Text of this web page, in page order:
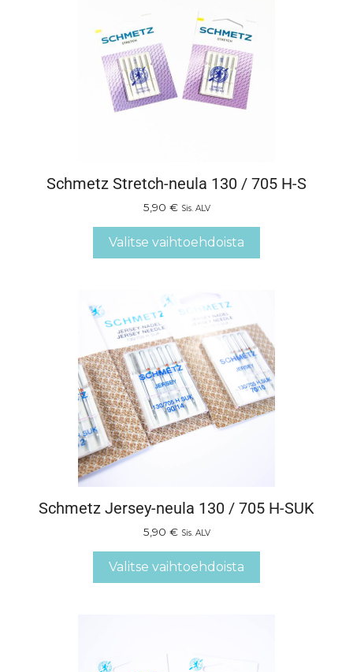
Schmetz Stretch-neula 130 / 705 H-S
5,90 € Sis. ALV
Valitse vaihtoehdoista
Schmetz Jersey-neula 130 / 705 H-SUK
5,90 € Sis. ALV
Valitse vaihtoehdoista